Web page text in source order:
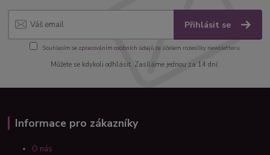
Přihlásit se
Souhlasím se zpracováním osobních údajůza účelem rozesílky newsletteru.
Můžete se kdykoli odhlásit. Zasíláme jednou za 14 dní.
Informace pro zákazníky
O nás